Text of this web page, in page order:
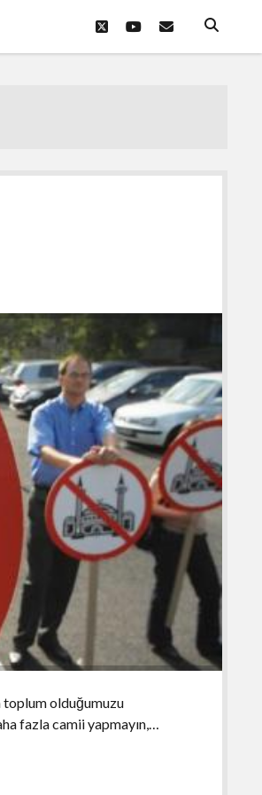
twitteryoutubeeposta
toplum olduğumuzu
fazla camii yapmayın,…